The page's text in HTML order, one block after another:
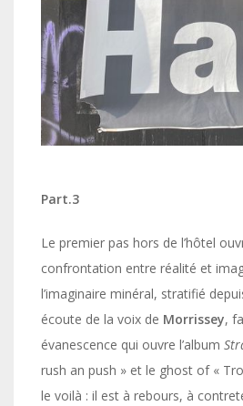
Part.3
Le premier pas hors de l’hôtel
confrontation entre réalité et
l’imaginaire minéral, stratifié
écoute de la voix de Morrissey,
évanescence qui ouvre l’album
rush an push » et le ghost of «
le voilà : il est à rebours, à